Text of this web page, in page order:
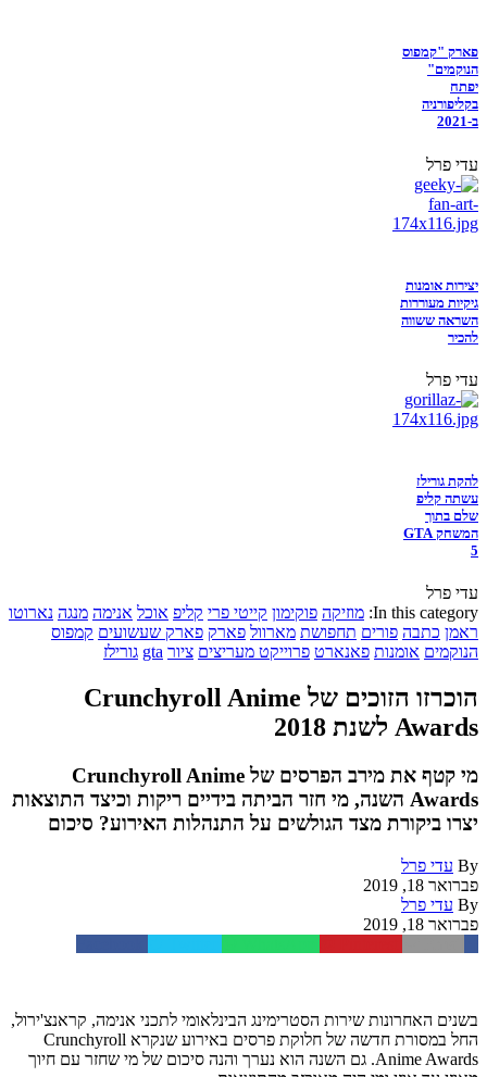
פארק "קמפוס
הנוקמים"
יפתח
בקליפורניה
ב-2021
עדי פרל
יצירות אומנות
גיקיות מעוררות
השראה ששווה
להכיר
עדי פרל
להקת גורילז
עשתה קליפ
שלם בתוך
המשחק GTA
5
עדי פרל
In this category: מוזיקה פוקימון קייטי פרי קליפ אוכל אנימה מנגה נארוטו
ראמן כתבה פורים תחפושת מארוול פארק פארק שעשועים קמפוס
הנוקמים אומנות פאנארט פרוייקט מעריצים ציור gta גורילז
הוכרזו הזוכים של Crunchyroll Anime
Awards לשנת 2018
מי קטף את מירב הפרסים של Crunchyroll Anime
Awards השנה, מי חזר הביתה בידיים ריקות וכיצד התוצאות
יצרו ביקורת מצד הגולשים על התנהלות האירוע? סיכום
By עדי פרל
פברואר 18, 2019
By עדי פרל
פברואר 18, 2019
בשנים האחרונות שירות הסטרימינג הבינלאומי לתכני אנימה, קראנצ'ירול,
החל במסורת חדשה של חלוקת פרסים באירוע שנקרא Crunchyroll
Anime Awards. גם השנה הוא נערך והנה סיכום של מי שחזר עם חיוך